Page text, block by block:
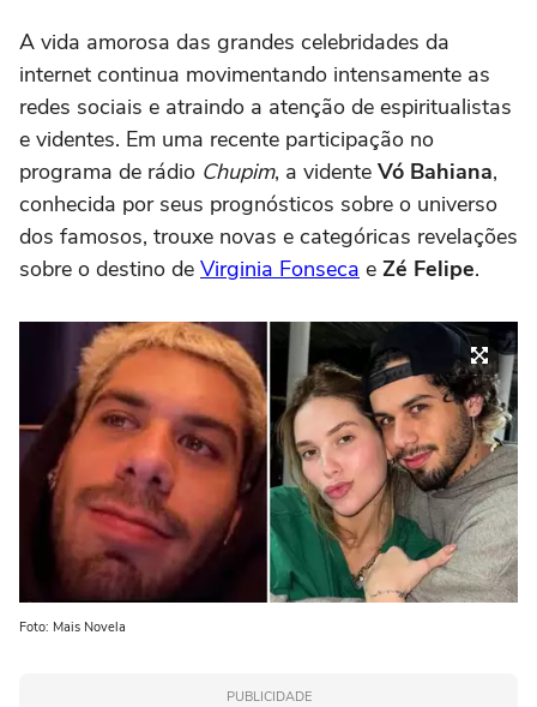
A vida amorosa das grandes celebridades da
internet continua movimentando intensamente as
redes sociais e atraindo a atenção de espiritualistas
e videntes. Em uma recente participação no
programa de rádio Chupim, a vidente Vó Bahiana,
conhecida por seus prognósticos sobre o universo
dos famosos, trouxe novas e categóricas revelações
sobre o destino de Virginia Fonseca e Zé Felipe.
Foto: Mais Novela
PUBLICIDADE